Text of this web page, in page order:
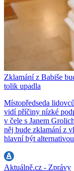
Zklamání z Babiše
tolik upadla
Místopředseda
vidí příčiny nízké
v čele s Janem
něj bude zklamání z
hlavní být
Aktuálně.cz - Zprávy